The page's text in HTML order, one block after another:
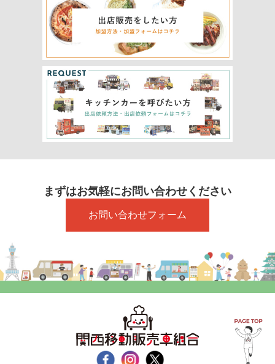
まずはお気軽にお問い合わせください
お問い合わせフォーム